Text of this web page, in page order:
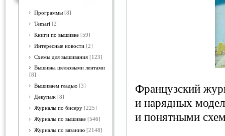
Программы [8]
Temari [2]
Книги по вышивке [59]
Интересные новости [2]
Схемы для вышивания [123]
Вышивка шелковыми лентами
[8]
Вышиваем гладью [3]
Декупаж [8]
Журналы по бисеру [225]
Журналы по вышивке [546]
Журналы по вязанию [2148]
Французский
и нарядных
и понятными